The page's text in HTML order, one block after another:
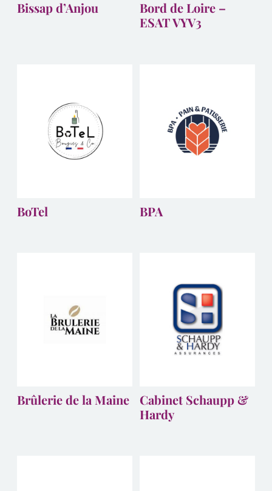
Bissap d’Anjou
Bord de Loire –
ESAT VYV3
BoTel BPA
Brûlerie de la Maine
Cabinet Schaupp &
Hardy